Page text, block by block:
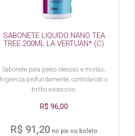
SABONETE LIQUIDO NANO TEA
TREE 200ML LA VERTUAN* (C)
Sabonete para peles oleosas e mistas,
higieniza profundamente, controlando o
brilho excessivo.
R$ 96,00
R$ 91,20no pix ou boleto